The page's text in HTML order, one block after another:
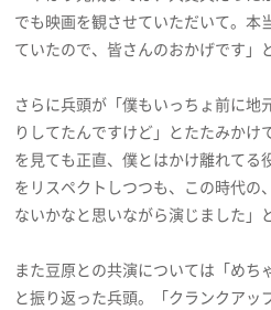
でも映画を観させていただいて。本
ていたので、皆さんのおかげです」
さらに兵頭が「僕もいっちょ前に地
りしてたんですけど」とたたみか
を見ても正直、僕とはかけ離れてる
をリスペクトしつつも、この時代の
ないかなと思いながら演じました」
また豆原との共演については「めち
と振り返った兵頭。「クランクアッ